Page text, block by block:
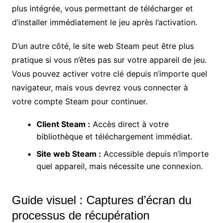
plus intégrée, vous permettant de télécharger et
d’installer immédiatement le jeu après l’activation.
D’un autre côté, le site web Steam peut être plus
pratique si vous n’êtes pas sur votre appareil de jeu.
Vous pouvez activer votre clé depuis n’importe quel
navigateur, mais vous devrez vous connecter à
votre compte Steam pour continuer.
Client Steam : Accès direct à votre
bibliothèque et téléchargement immédiat.
Site web Steam : Accessible depuis n’importe
quel appareil, mais nécessite une connexion.
Guide visuel : Captures d’écran du
processus de récupération